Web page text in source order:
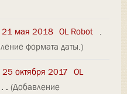
21 мая 2018 OL Robot .
формата даты.)
октября 2017 OL
. . (Добавление